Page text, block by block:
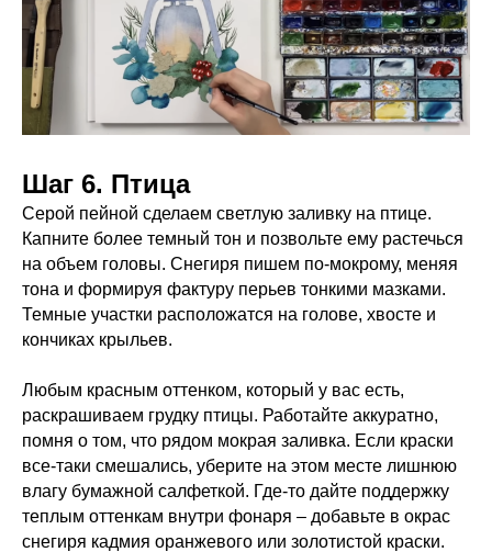
Шаг 6. Птица
Серой пейной сделаем светлую заливку на птице.
Капните более темный тон и позвольте ему растечься
на объем головы. Снегиря пишем по-мокрому, меняя
тона и формируя фактуру перьев тонкими мазками.
Темные участки расположатся на голове, хвосте и
кончиках крыльев.
Любым красным оттенком, который у вас есть,
раскрашиваем грудку птицы. Работайте аккуратно,
помня о том, что рядом мокрая заливка. Если краски
все-таки смешались, уберите на этом месте лишнюю
влагу бумажной салфеткой. Где-то дайте поддержку
теплым оттенкам внутри фонаря – добавьте в окрас
снегиря кадмия оранжевого или золотистой краски.